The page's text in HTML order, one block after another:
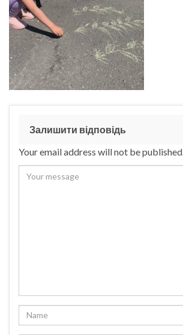
Залишити відповідь
Your email address will not be published.